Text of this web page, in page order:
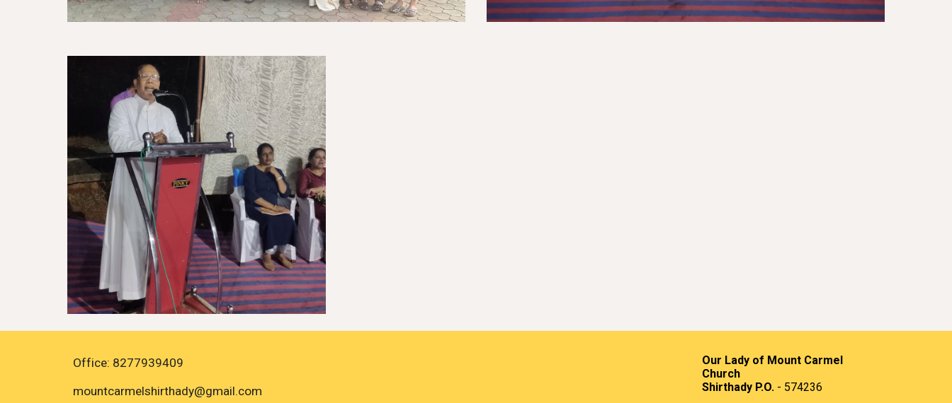
Office: 8277939409
mountcarmelshirthady@gmail.com
Our Lady of Mount Carmel
Church
Shirthady P.O.- 574236